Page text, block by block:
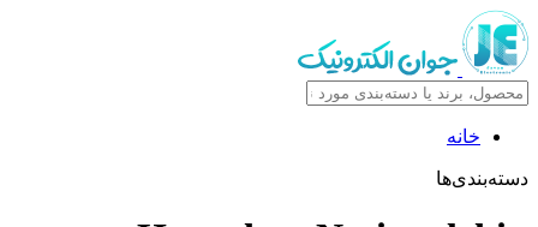
خانه
دسته‌بندی‌ها